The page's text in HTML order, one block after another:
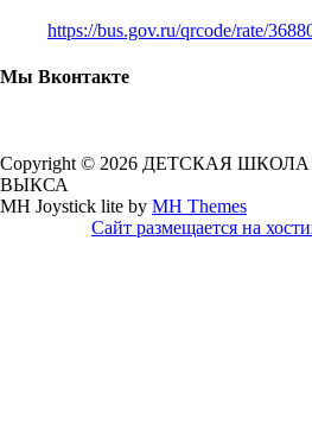
https://bus.gov.ru/qrcode/rate/
Мы Вконтакте
Copyright © 2026 ДЕТСКАЯ
ВЫКСА
MH Joystick lite by MH Themes
Сайт размещается на